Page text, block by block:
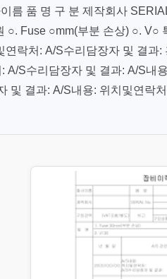
름 품 명 구 분 제작회사
○. Fuse ○mm(부분 손상) ○. V○
연락처: A/S수리담장자 및 결
A/S수리담장자 및 결과: A/S내
및 결과: A/S내용: 위치및연락